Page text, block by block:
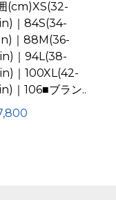
(cm)XS(32-
｜84S(34-
｜88M(36-
｜94L(38-
｜100XL(42-
｜106■ブラン..